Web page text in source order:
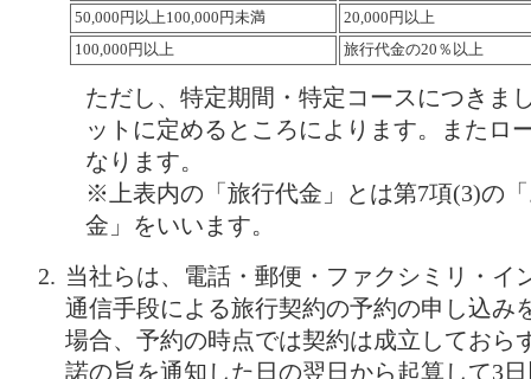
50,000円以上100,000円未満
20,000円以上
100,000円以上
旅行代金の20％以上
ただし、特定期間・特定コースにつきま
ットに定めるところによります。またロ
なります。
※上表内の「旅行代金」とは第7項(3)の
金」をいいます。
当社らは、電話・郵便・ファクシミリ・イ
通信手段による旅行契約の予約の申し込み
場合、予約の時点では契約は成立しておら
諾の旨を通知した日の翌日から起算して3